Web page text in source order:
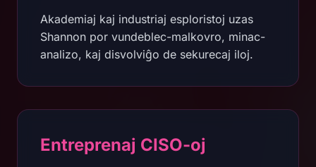
Akademiaj kaj industriaj esploristoj uzas
Shannon por vundeblec-malkovro, minac-
analizo, kaj disvolviĝo de sekurecaj iloj.
Entreprenaj CISO-oj